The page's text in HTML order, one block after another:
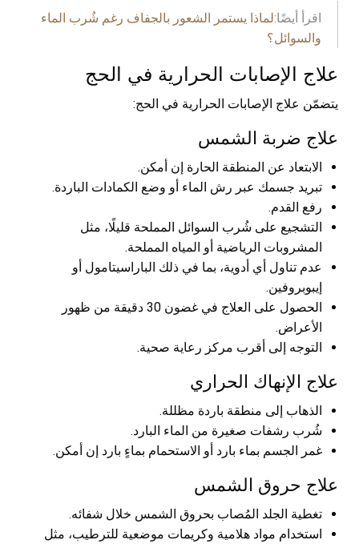
اقرأ أيضًا:لماذا يستمر الشعور بالجفاف رغم شُرب الماء
والسوائل؟
علاج الإصابات الحرارية في الحج
يتضمّن علاج الإصابات الحرارية في الحج:
علاج ضربة الشمس
الابتعاد عن المنطقة الحارة إن أمكن.
تبريد جسمك عبر رش الماء أو وضع الكمادات الباردة.
رفع القدم.
التشجيع على شُرب السوائل المملحة قليلًا، مثل
المشروبات الرياضية أو المياه المملحة.
عدم تناول أي أدوية، بما في ذلك الباراسيتامول أو
إيبوبروفين.
الحصول على العلاج في غضون 30 دقيقة من ظهور
الأعراض.
التوجه إلى أقرب مركز رعاية صحية.
علاج الإنهاك الحراري
الذهاب إلى منطقة باردة مظللة.
شُرب رشفات صغيرة من الماء البارد.
غمر الجسم بماء بارد أو الاستحمام بماءٍ بارد إن أمكن.
علاج حروق الشمس
تغطية الجلد المُصاب بحروق الشمس خلال شفائه.
استخدام مواد هلامية وكريمات موضعية للترطيب، مثل